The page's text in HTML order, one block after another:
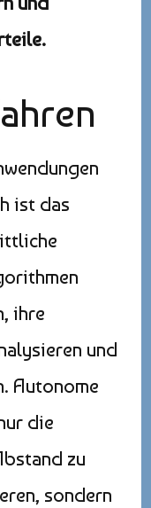
ist das
ihre
und
Autonome
die
zu
sondern